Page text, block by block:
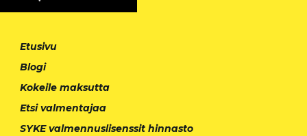
Etusivu
Blogi
Kokeile maksutta
Etsi valmentajaa
SYKE valmennuslisenssit hinnasto